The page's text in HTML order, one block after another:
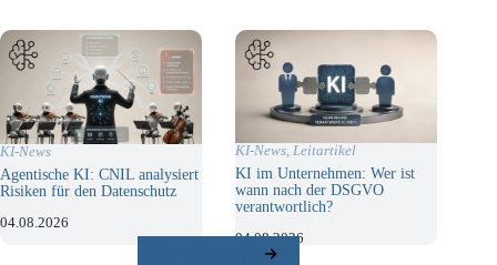
KI-News
Agentische KI: CNIL analysiert
Risiken für den Datenschutz
04.08.2026
KI-News Leitartikel
KI im Unternehmen: Wer ist
wann nach der DSGVO
verantwortlich?
04.08.2026